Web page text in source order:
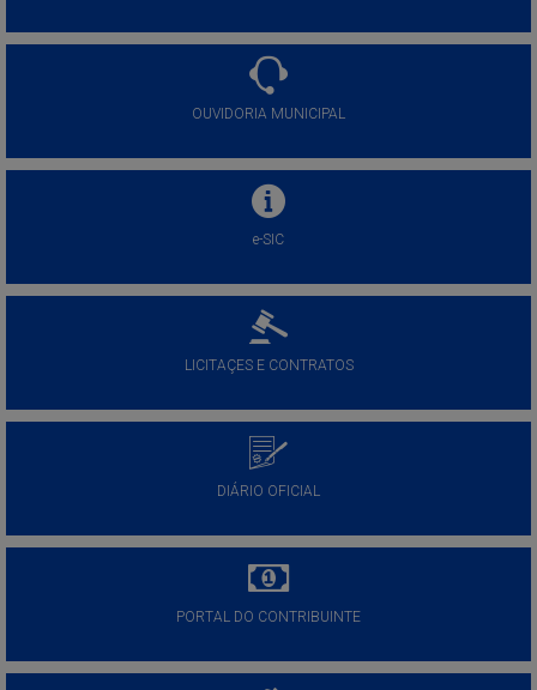
OUVIDORIA MUNICIPAL
e-SIC
LICITAÇES E CONTRATOS
DIÁRIO OFICIAL
PORTAL DO CONTRIBUINTE